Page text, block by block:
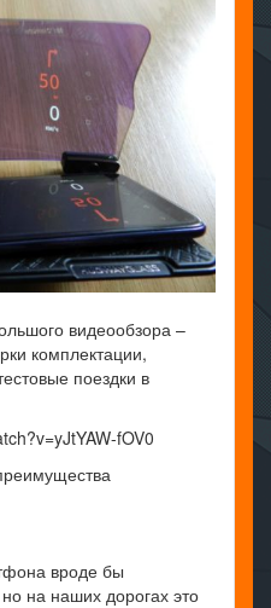
видеообзора –
комплектации,
поездки в
fOV0
вроде бы
на наших дорогах это